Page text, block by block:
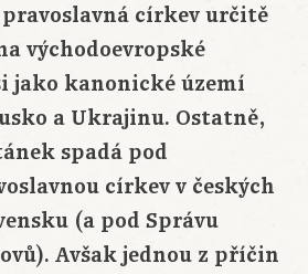
pravoslavná církev určitě
východoevropské
jako kanonické území
a Ukrajinu. Ostatně,
spadá pod
církev v českých
(a pod Správu
Avšak jednou z příčin